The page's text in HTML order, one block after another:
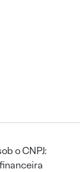
o CNPJ: